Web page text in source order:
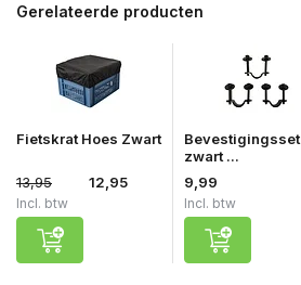
Gerelateerde producten
Fietskrat Hoes Zwart
13,95 12,95
Incl. btw
Bevestigingsset
zwart ...
9,99
Incl. btw